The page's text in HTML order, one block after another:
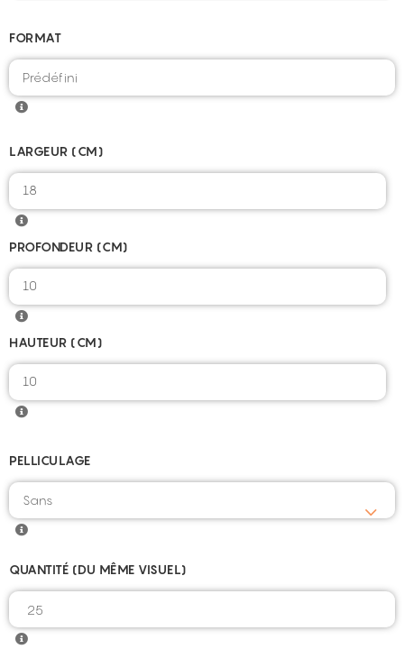
FORMAT
LARGEUR (CM)
18
PROFONDEUR (CM)
10
HAUTEUR (CM)
10
PELLICULAGE
QUANTITÉ (DU MÊME VISUEL)